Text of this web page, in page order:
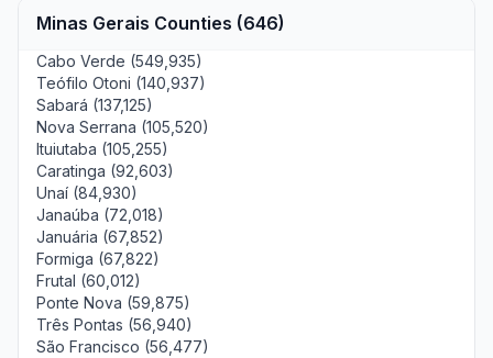
Minas Gerais Counties (646)
Cabo Verde (549,935)
Teófilo Otoni (140,937)
Sabará (137,125)
Nova Serrana (105,520)
Ituiutaba (105,255)
Caratinga (92,603)
Unaí (84,930)
Janaúba (72,018)
Januária (67,852)
Formiga (67,822)
Frutal (60,012)
Ponte Nova (59,875)
Três Pontas (56,940)
São Francisco (56,477)